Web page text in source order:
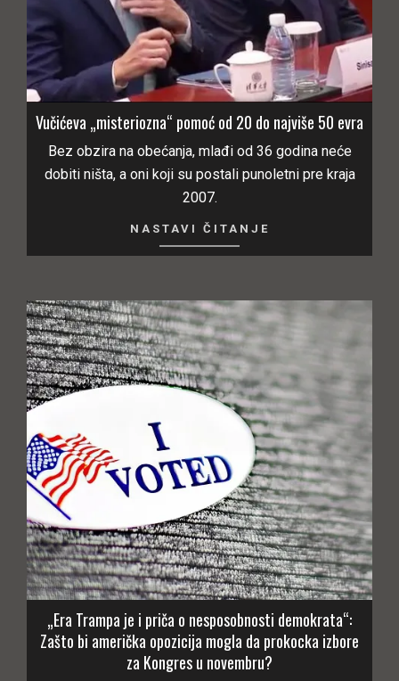
Vučićeva „misteriozna“ pomoć od 20 do najviše 50 evra
Bez obzira na obećanja, mlađi od 36 godina neće
dobiti ništa, a oni koji su postali punoletni pre kraja
2007.
NASTAVI ČITANJE
„Era Trampa je i priča o nesposobnosti demokrata“:
Zašto bi američka opozicija mogla da prokocka izbore
za Kongres u novembru?